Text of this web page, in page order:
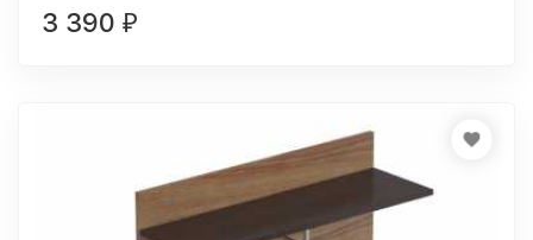
3 390 ₽